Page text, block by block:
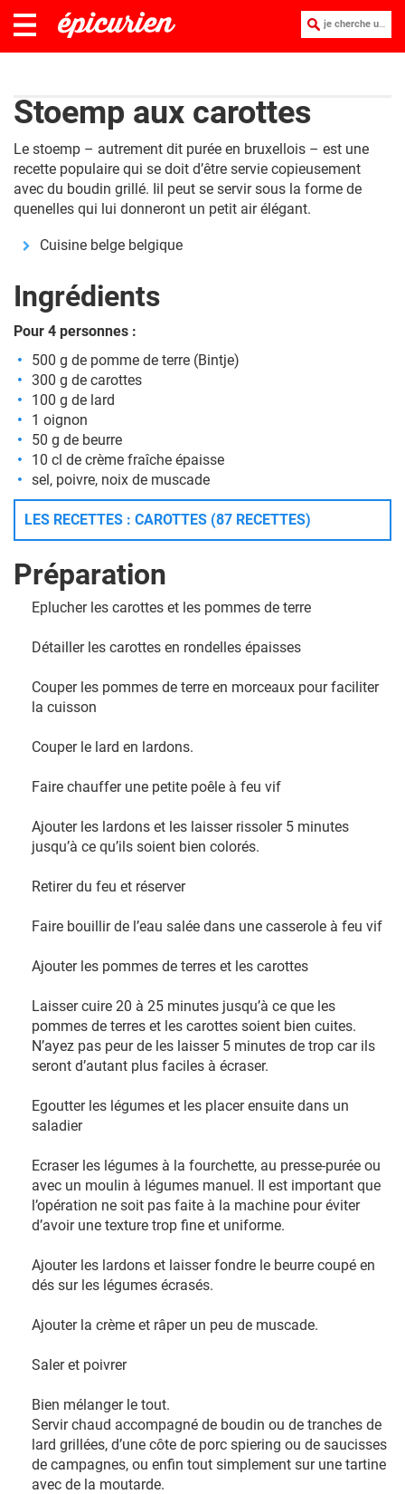
je cherche une recette :
Stoemp aux carottes
Le stoemp – autrement dit purée en bruxellois – est une
recette populaire qui se doit d’être servie copieusement
avec du boudin grillé. Iil peut se servir sous la forme de
quenelles qui lui donneront un petit air élégant.
Cuisine belge belgique
Ingrédients
Pour 4 personnes :
500 g de pomme de terre (Bintje)
300 g de carottes
100 g de lard
1 oignon
50 g de beurre
10 cl de crème fraîche épaisse
sel, poivre, noix de muscade
LES RECETTES : CAROTTES (87 RECETTES)
Préparation
Eplucher les carottes et les pommes de terre
Détailler les carottes en rondelles épaisses
Couper les pommes de terre en morceaux pour faciliter
la cuisson
Couper le lard en lardons.
Faire chauffer une petite poêle à feu vif
Ajouter les lardons et les laisser rissoler 5 minutes
jusqu’à ce qu’ils soient bien colorés.
Retirer du feu et réserver
Faire bouillir de l’eau salée dans une casserole à feu vif
Ajouter les pommes de terres et les carottes
Laisser cuire 20 à 25 minutes jusqu’à ce que les
pommes de terres et les carottes soient bien cuites.
N’ayez pas peur de les laisser 5 minutes de trop car ils
seront d’autant plus faciles à écraser.
Egoutter les légumes et les placer ensuite dans un
saladier
Ecraser les légumes à la fourchette, au presse-purée ou
avec un moulin à légumes manuel. Il est important que
l’opération ne soit pas faite à la machine pour éviter
d’avoir une texture trop fine et uniforme.
Ajouter les lardons et laisser fondre le beurre coupé en
dés sur les légumes écrasés.
Ajouter la crème et râper un peu de muscade.
Saler et poivrer
Bien mélanger le tout.
Servir chaud accompagné de boudin ou de tranches de
lard grillées, d’une côte de porc spiering ou de saucisses
de campagnes, ou enfin tout simplement sur une tartine
avec de la moutarde.